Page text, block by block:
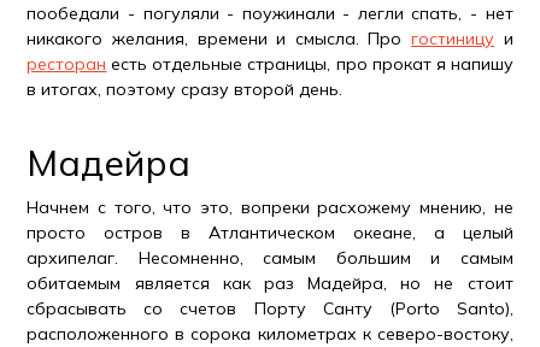
пообедали - погуляли - поужинали - легли спать, - нет
никакого желания, времени и смысла. Прогостиницу и
ресторан есть отдельные страницы, про прокат я напишу
в итогах, поэтому сразу второй день.
Мадейра
Начнем с того, что это, вопреки расхожему мнению, не
просто остров в Атлантическом океане, а целый
архипелаг. Несомненно, самым большим и самым
обитаемым является как раз Мадейра, но не стоит
сбрасывать со счетов Порту Санту (Porto Santo),
расположенного в сорока километрах к северо-востоку,